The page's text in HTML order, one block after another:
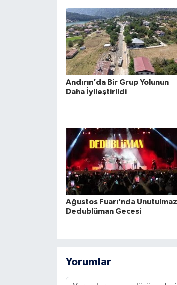
Andırın’da Bir Grup Yolunun
Daha İyileştirildi
Ağustos Fuarı’nda Unutulmaz
Dedublüman Gecesi
Yorumlar